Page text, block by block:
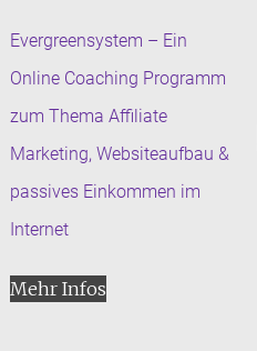
Evergreensystem – Ein
Online Coaching Programm
zum Thema Affiliate
Marketing, Websiteaufbau &
passives Einkommen im
Internet
Mehr Infos